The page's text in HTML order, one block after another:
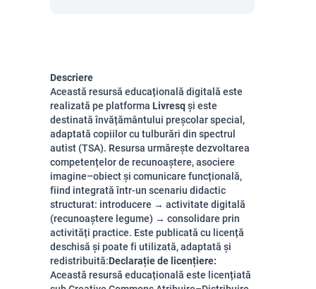
Descriere
Această resursă educațională digitală este
realizată pe platforma Livresq și este
destinată învățământului preșcolar special,
adaptată copiilor cu tulburări din spectrul
autist (TSA). Resursa urmărește dezvoltarea
competențelor de recunoaștere, asociere
imagine–obiect și comunicare funcțională,
fiind integrată într-un scenariu didactic
structurat: introducere → activitate digitală
(recunoaștere legume) → consolidare prin
activități practice. Este publicată cu licență
deschisă și poate fi utilizată, adaptată și
redistribuită:Declarație de licențiere:
Această resursă educațională este licențiată